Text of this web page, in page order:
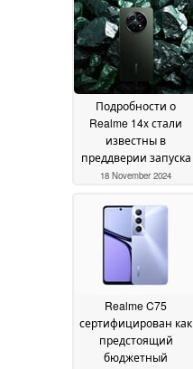
November 2024
Подробности о
Realme 14x стали
известны в
преддверии запуска
18 November 2024
Realme C75
сертифицирован как
предстоящий
бюджетный